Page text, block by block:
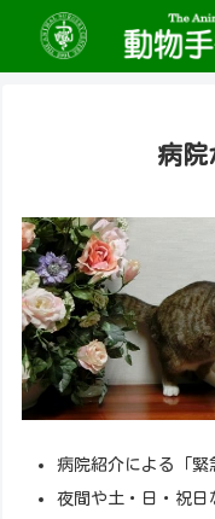
病院
病院紹介による「緊
夜間や土・日・祝日